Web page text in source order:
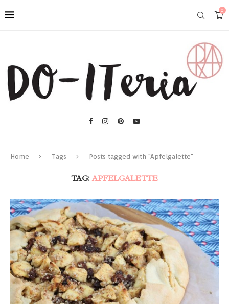
0
Home Tags Posts tagged with "Apfelgalette"
TAG: APFELGALETTE